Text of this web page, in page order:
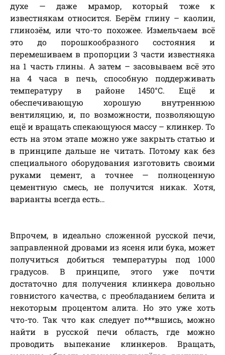
духе — даже мрамор, который тоже к
известнякам относится. Берём глину – каолин,
глинозём, или что-то похожее. Измельчаем всё
это до порошкообразного состояния и
перемешиваем в пропорции 3 части известняка
на 1 часть глины. А затем – засовываем всё это
на 4 часа в печь, способную поддерживать
температуру в районе 1450°С. Ещё и
обеспечивающую хорошую внутреннюю
вентиляцию, и, по возможности, позволяющую
ещё и вращать спекающуюся массу – клинкер. То
есть на этом этапе можно уже закрыть статью и
в принципе дальше не читать. Потому как без
специального оборудования изготовить своими
руками цемент, а точнее — полноценную
цементную смесь, не получится никак. Хотя,
варианты всегда есть…
Впрочем, в идеально сложенной русской печи,
заправленной дровами из ясеня или бука, может
получиться добиться температуры под 1000
градусов. В принципе, этого уже почти
достаточно для получения клинкера довольно
говнистого качества, с преобладанием белита и
некоторым процентом алита. Но это уже хоть
что-то. Так что как следует по***вшись, можно
найти в русской печи область, где можно
проводить выпекание клинкеров. Вращать,